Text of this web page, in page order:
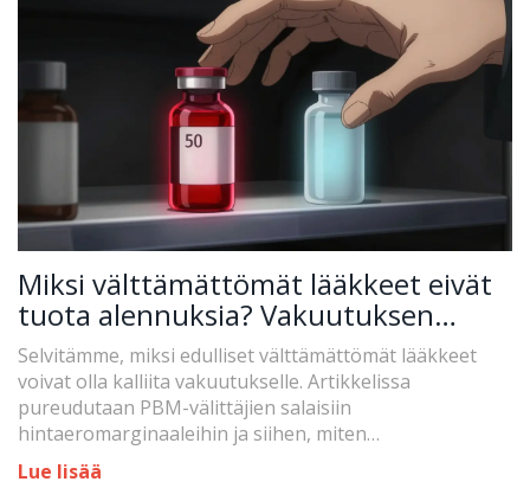
Miksi välttämättömät lääkkeet eivät
tuota alennuksia? Vakuutuksen
todellinen maksu
Selvitämme, miksi edulliset välttämättömät lääkkeet
voivat olla kalliita vakuutukselle. Artikkelissa
pureudutaan PBM-välittäjien salaisiin
hintaeromarginaaleihin ja siihen, miten
brändilääkkeiden alennukset vinouttavat markkinoita.
Lue lisää